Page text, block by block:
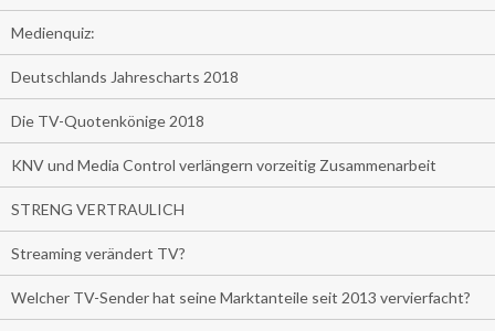
Medienquiz:
Deutschlands Jahrescharts 2018
Die TV-Quotenkönige 2018
KNV und Media Control verlängern vorzeitig Zusammenarbeit
STRENG VERTRAULICH
Streaming verändert TV?
Welcher TV-Sender hat seine Marktanteile seit 2013 vervierfacht?